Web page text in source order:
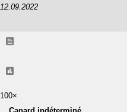
12.09.2022
100×